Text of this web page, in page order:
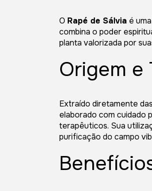
O Rapé de Sálvia é
combina o poder
planta valorizada por
Origem e
Extraído diretamente
elaborado com cuidado
terapêuticos. Sua
purificação do campo